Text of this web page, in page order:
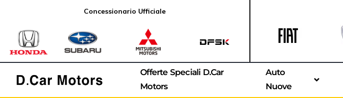
Concessionario Ufficiale
Offerte Speciali D.Car
Motors
Auto
Nuove